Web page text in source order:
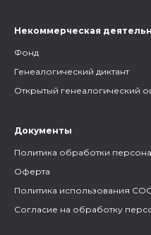
Некоммерческая
Фонд
Генеалогический диктант
Открытый генеалогический
Документы
Политика обработки
Оферта
Политика использования
Согласие на обработку